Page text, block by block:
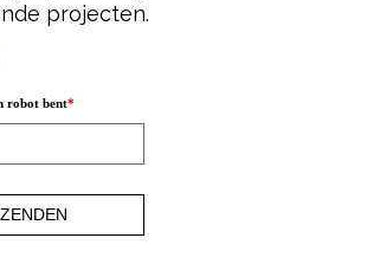
projecten.
robot bent*